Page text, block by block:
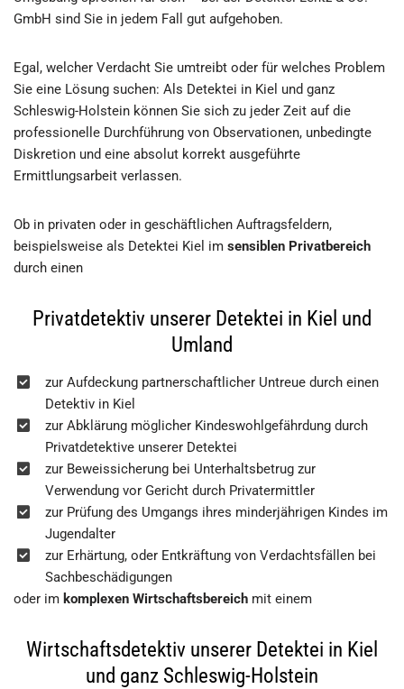
GmbH sind Sie in jedem Fall gut aufgehoben.
Egal, welcher Verdacht Sie umtreibt oder für welches Problem
Sie eine Lösung suchen: Als Detektei in Kiel und ganz
Schleswig-Holstein können Sie sich zu jeder Zeit auf die
professionelle Durchführung von Observationen, unbedingte
Diskretion und eine absolut korrekt ausgeführte
Ermittlungsarbeit verlassen.
Ob in privaten oder in geschäftlichen Auftragsfeldern,
beispielsweise als Detektei Kiel im sensiblen Privatbereich
durch einen
Privatdetektiv unserer Detektei in Kiel und
Umland
zur Aufdeckung partnerschaftlicher Untreue durch einen
Detektiv in Kiel
zur Abklärung möglicher Kindeswohlgefährdung durch
Privatdetektive unserer Detektei
zur Beweissicherung bei Unterhaltsbetrug zur
Verwendung vor Gericht durch Privatermittler
zur Prüfung des Umgangs ihres minderjährigen Kindes im
Jugendalter
zur Erhärtung, oder Entkräftung von Verdachtsfällen bei
Sachbeschädigungen
oder im komplexen Wirtschaftsbereich mit einem
Wirtschaftsdetektiv unserer Detektei in Kiel
und ganz Schleswig-Holstein